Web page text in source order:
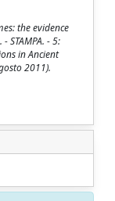
the evidence
STAMPA. - 5:
in Ancient
2011).